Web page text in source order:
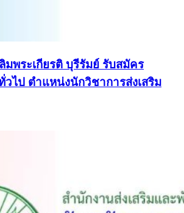
พระเกียรติ บุรีรัมย์ รับสมัคร
ไป ตำแหน่งนักวิชาการส่งเสริม